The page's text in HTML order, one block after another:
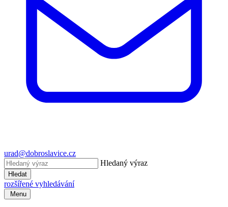
urad@dobroslavice.cz
Hledaný výraz
Hledat
rozšířené vyhledávání
Menu